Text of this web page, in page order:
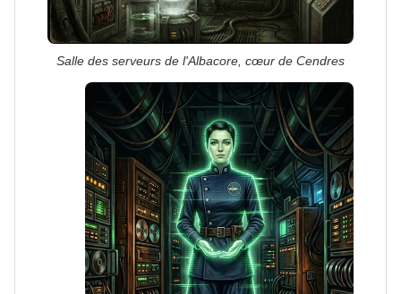
Salle des serveurs de l'Albacore, cœur de Cendres